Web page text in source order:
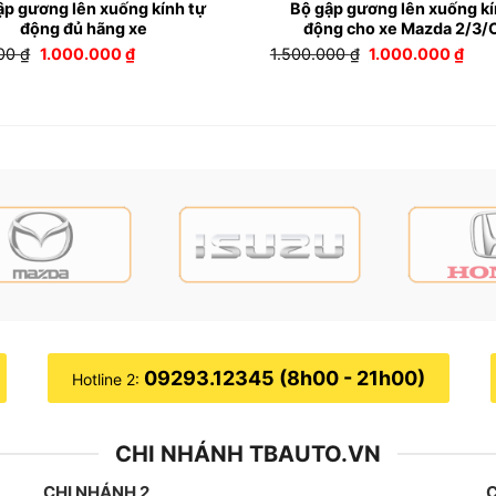
bạn không bị thất lạc đồ đạc trong xe.
gương lên xuống kính tự
động đủ hãng xe
₫ Giá
1.000.000₫Giá
hiện
Bộ gập gương lên xuống
động cho xe Mazda 2/3/
1.500.000₫ Giá
1.000.000₫Giá
Hotline 2: 09293.12345 (8h00 - 21h00)
CHI NHÁNH TBAUTO.VN
CHI NHÁNH 2